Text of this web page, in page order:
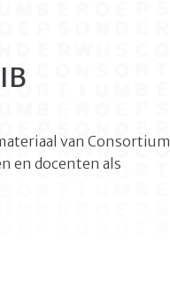
van Consortium
en docenten als